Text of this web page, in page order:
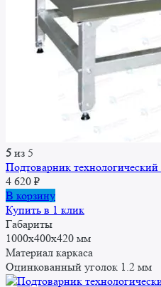
5 из 5
Подтоварник
4 620 ₽
В корзину
Купить в 1 клик
Габариты
1000x400x420 мм
Материал каркаса
Оцинкованный уголок 1.2 мм